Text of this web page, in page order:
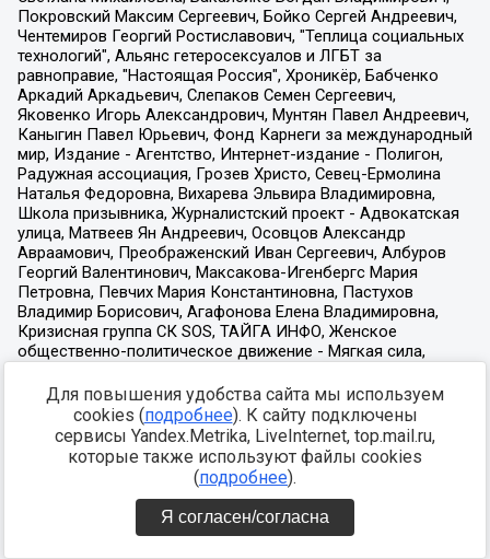
Для повышения удобства сайта мы используем
cookies (подробнее). К сайту подключены
сервисы Yandex.Metrika, LiveInternet, top.mail.ru,
которые также используют файлы cookies
(подробнее).
Я согласен/согласна